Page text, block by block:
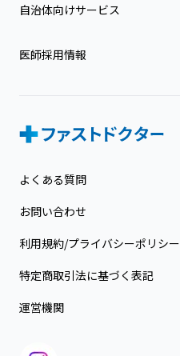
自治体向けサービス
医師採用情報
よくある質問
お問い合わせ
利用規約/プライバシーポリシー
特定商取引法に基づく表記
運営機関